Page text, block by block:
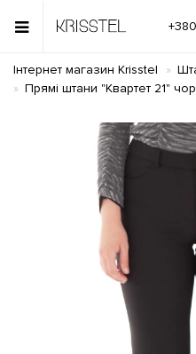
Інтернет магазин Krisstel
Прямі штани "Квартет 21"